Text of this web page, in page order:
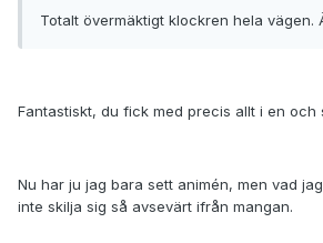
Totalt övermäktigt klockren hela vägen.
Fantastiskt, du fick med precis allt i en och
Nu har ju jag bara sett animén, men vad
inte skilja sig så avsevärt ifrån mangan.